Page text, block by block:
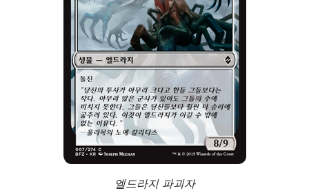
엘드라지 파괴자